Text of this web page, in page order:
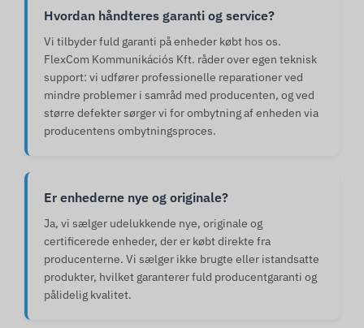
Hvordan håndteres garanti og service?
Vi tilbyder fuld garanti på enheder købt hos os.
FlexCom Kommunikációs Kft. råder over egen teknisk
support: vi udfører professionelle reparationer ved
mindre problemer i samråd med producenten, og ved
større defekter sørger vi for ombytning af enheden via
producentens ombytningsproces.
Er enhederne nye og originale?
Ja, vi sælger udelukkende nye, originale og
certificerede enheder, der er købt direkte fra
producenterne. Vi sælger ikke brugte eller istandsatte
produkter, hvilket garanterer fuld producentgaranti og
pålidelig kvalitet.